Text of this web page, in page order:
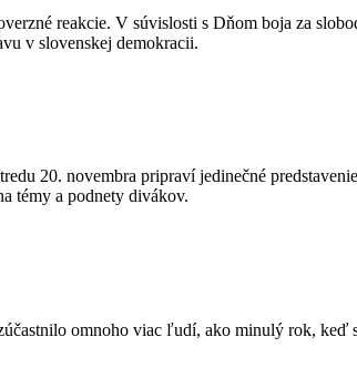
reakcie. V súvislosti s Dňom boja za
v slovenskej demokracii.
20. novembra pripraví jedinečné
témy a podnety divákov.
omnoho viac ľudí, ako minulý rok, keď